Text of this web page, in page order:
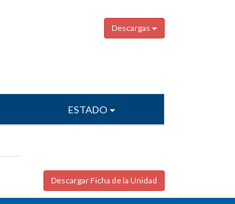
Descargas
ESTADO
Descargar Ficha de la Unidad